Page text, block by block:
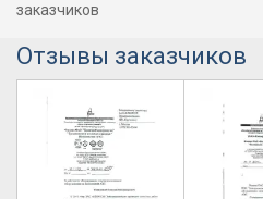
заказчиков
Отзывы заказчиков